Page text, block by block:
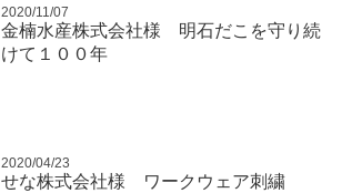
2020/11/07
金楠水産株式会社様 明石だこを守り続
けて１００年
2020/04/23
せな株式会社様 ワークウェア刺繍